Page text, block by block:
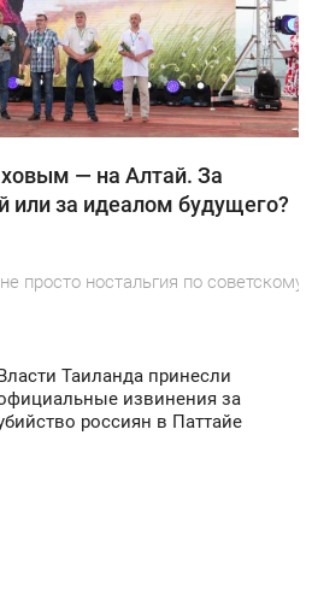
— на Алтай. За
или за идеалом будущего?
просто ностальгия по советскому
Таиланда принесли
извинения за
россиян в Паттайе